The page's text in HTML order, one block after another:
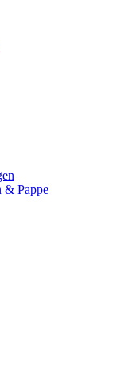
& Pappe